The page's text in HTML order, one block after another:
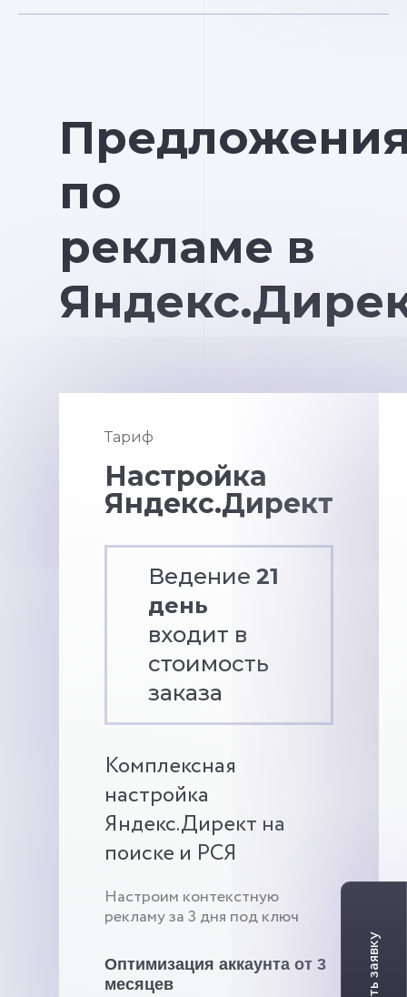
по
рекламе в
Тариф
Настройка
Яндекс.Директ
Ведение 21
день
входит в
стоимость
заказа
Комплексная
настройка
Яндекс.Директ на
поиске и РСЯ
Настроим контекстную
рекламу за 3 дня под ключ
Оптимизация аккаунта от 3
месяцев